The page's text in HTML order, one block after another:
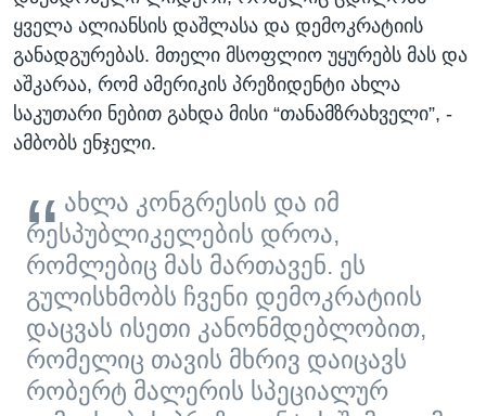
ყველა ალიანსის დაშლასა და დემოკრატიის
განადგურებას. მთელი მსოფლიო უყურებს მას და
აშკარაა, რომ ამერიკის პრეზიდენტი ახლა
საკუთარი ნებით გახდა მისი “თანამზრახველი”, -
ამბობს ენჯელი.
ახლა კონგრესის და იმ
რესპუბლიკელების დროა,
რომლებიც მას მართავენ. ეს
გულისხმობს ჩვენი დემოკრატიის
დაცვას ისეთი კანონმდებლობით,
რომელიც თავის მხრივ დაიცავს
რობერტ მალერის სპეციალურ